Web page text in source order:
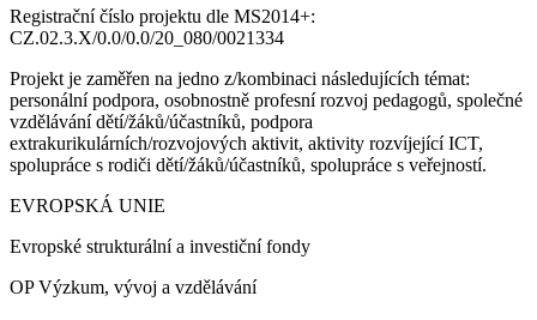
Registrační číslo projektu dle MS2014+:
CZ.02.3.X/0.0/0.0/20_080/0021334
Projekt je zaměřen na jedno z/kombinaci následujících témat:
personální podpora, osobnostně profesní rozvoj pedagogů, společné
vzdělávání dětí/žáků/účastníků, podpora
extrakurikulárních/rozvojových aktivit, aktivity rozvíjející ICT,
spolupráce s rodiči dětí/žáků/účastníků, spolupráce s veřejností.
EVROPSKÁ UNIE
Evropské strukturální a investiční fondy
OP Výzkum, vývoj a vzdělávání